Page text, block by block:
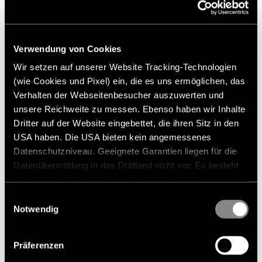
Verwendung von Cookies
Wir setzen auf unserer Website Tracking-Technologien
(wie Cookies und Pixel) ein, die es uns ermöglichen, das
Verhalten der Webseitenbesucher auszuwerten und
unsere Reichweite zu messen. Ebenso haben wir Inhalte
Dritter auf der Website eingebettet, die ihren Sitz in den
USA haben. Die USA bieten kein angemessenes
Datenschutzniveau. Geeignete Garantien liegen für die
Datenübermittlung in das Drittland nicht vor. Es besteht
zustehen. Eingesetzte Dienstleister können Daten für
zusammenführen. Weitere Informationen finden Sie in
unsererDatenschutzerklärung
. Akzeptieren Sie oder
Notwendig
Präferenzen
Aggiungi alla lista dei desideri
L'articolo si adatta al mio veicolo?
Numero dell'articolo: 3189338
* Gli accessori originali Hymer non sono disponibili dalla
fabbrica, ma possono essere ordinati e installati solo
tramite il tuo partner commerciale. Le immagini sono
soggette a modifiche.